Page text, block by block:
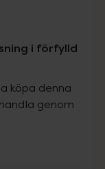
i förfylld
köpa denna
genom